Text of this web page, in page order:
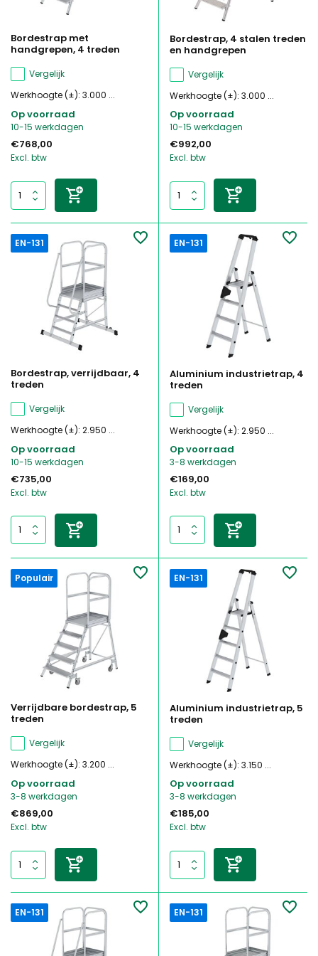
Bordestrap met
handgrepen, 4 treden
Vergelijk
Werkhoogte (±): 3.000 ...
Op voorraad
10-15 werkdagen
€768,00
Excl. btw
Bordestrap, 4 stalen treden
en handgrepen
Vergelijk
Werkhoogte (±): 3.000 ...
Op voorraad
10-15 werkdagen
€992,00
Excl. btw
EN-131
Bordestrap, verrijdbaar, 4
treden
Vergelijk
Werkhoogte (±): 2.950 ...
Op voorraad
10-15 werkdagen
€735,00
Excl. btw
EN-131
Aluminium industrietrap, 4
treden
Vergelijk
Werkhoogte (±): 2.950 ...
Op voorraad
3-8 werkdagen
€169,00
Excl. btw
Populair
Verrijdbare bordestrap, 5
treden
Vergelijk
Werkhoogte (±): 3.200 ...
Op voorraad
3-8 werkdagen
€869,00
Excl. btw
EN-131
Aluminium industrietrap, 5
treden
Vergelijk
Werkhoogte (±): 3.150 ...
Op voorraad
3-8 werkdagen
€185,00
Excl. btw
EN-131 EN-131